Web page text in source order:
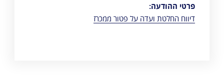
פרטי ההודעה:
דיווח החלטת ועדה על פטור ממכרז